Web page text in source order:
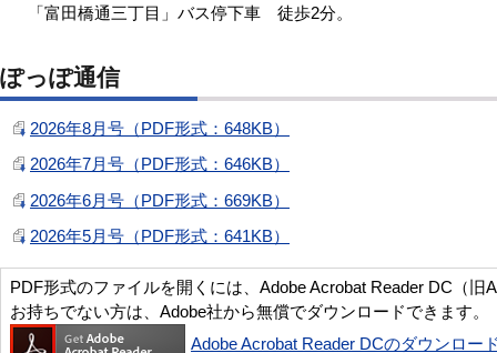
「富田橋通三丁目」バス停下車 徒歩2分。
ぽっぽ通信
2026年8月号（PDF形式：648KB）
2026年7月号（PDF形式：646KB）
2026年6月号（PDF形式：669KB）
2026年5月号（PDF形式：641KB）
PDF形式のファイルを開くには、Adobe Acrobat Reader DC（旧
お持ちでない方は、Adobe社から無償でダウンロードできます。
Adobe Acrobat Reader DCのダウンロー